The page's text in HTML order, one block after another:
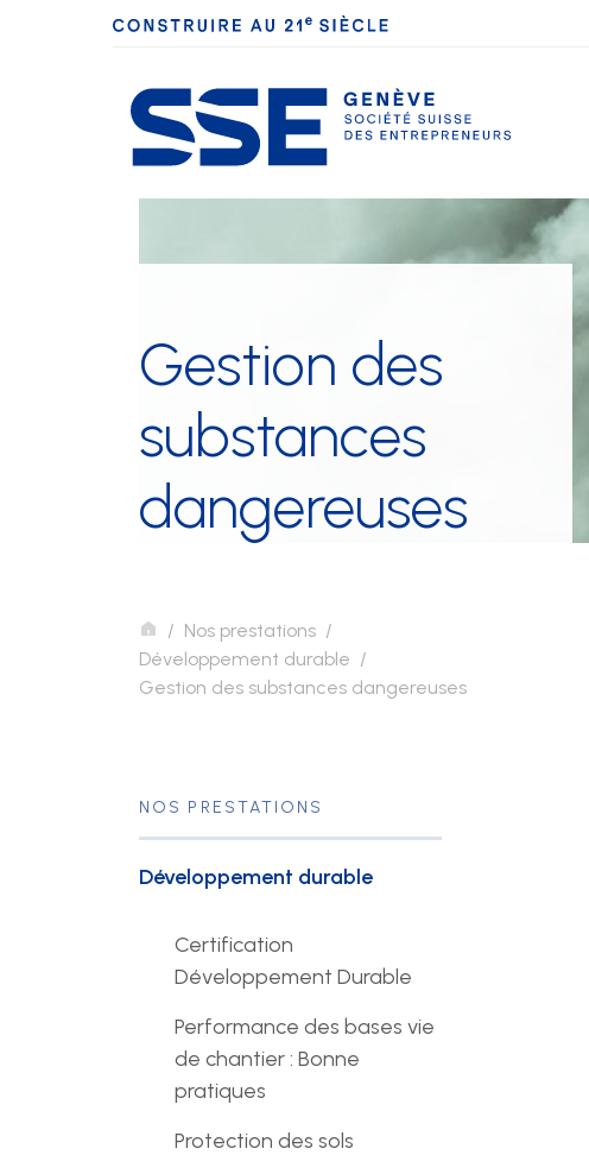
La SSE Genève
Conventions
applicables
Mise à disposition de
Gestion des
substances
dangereuses
Nos prestations
Développement durable
Gestion des substances dangereuses
NOS PRESTATIONS
Développement durable
Certification
Développement Durable
Performance des bases vie
de chantier : Bonne
pratiques
Protection des sols